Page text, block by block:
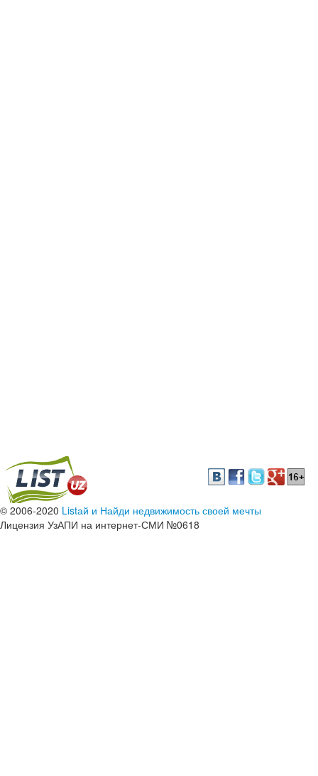
© 2006-2020 Listай и Найди недвижимость своей мечты
Лицензия УзАПИ на интернет-СМИ №0618